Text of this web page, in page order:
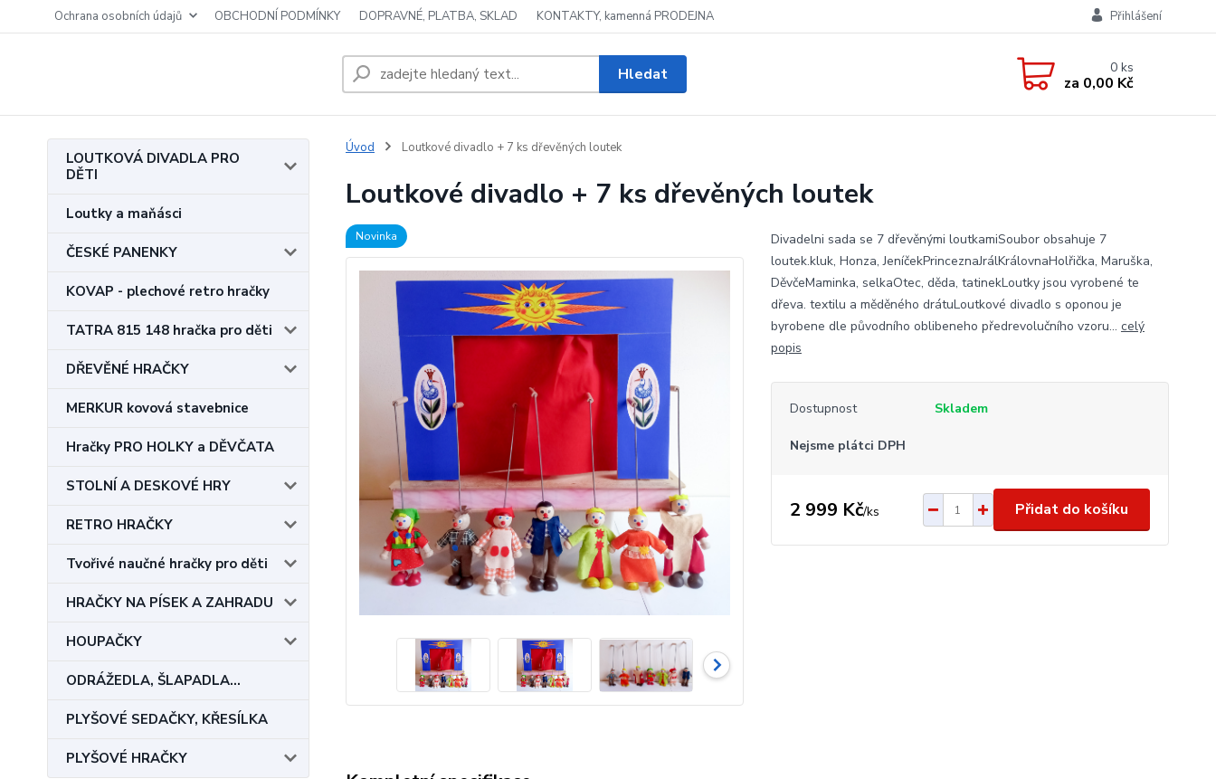
Ochrana osobních údajů OBCHODNÍ PODMÍNKY DOPRAVNÉ, PLATBA, SKLAD KONTAKTY, kamenná PRODEJNA Přihlášení
Hledat 0ks
za 0,00 Kč
LOUTKOVÁ DIVADLA PRO
DĚTI
Loutky a maňásci
ČESKÉ PANENKY
KOVAP - plechové retro hračky
TATRA 815 148 hračka pro děti
DŘEVĚNÉ HRAČKY
MERKUR kovová stavebnice
Hračky PRO HOLKY a DĚVČATA
STOLNÍ A DESKOVÉ HRY
RETRO HRAČKY
Tvořivé naučné hračky pro děti
HRAČKY NA PÍSEK A ZAHRADU
HOUPAČKY
ODRÁŽEDLA, ŠLAPADLA...
PLYŠOVÉ SEDAČKY, KŘESÍLKA
PLYŠOVÉ HRAČKY
Úvod Loutkové divadlo + 7 ks dřevěných loutek
Loutkové divadlo + 7 ks dřevěných loutek
Novinka
Divadelni sada se 7 dřevěnými loutkamiSoubor obsahuje 7
loutek.kluk, Honza, JeníčekPrinceznaJrálKrálovnaHolřička, Maruška,
DěvčeMaminka, selkaOtec, děda, tatinekLoutky jsou vyrobené te
dřeva. textilu a měděného drátuLoutkové divadlo s oponou je
byrobene dle původního oblibeneho předrevolučního vzoru... celý
popis
Dostupnost Skladem
Nejsme plátci DPH
2 999 Kč/ks Přidat do košíku